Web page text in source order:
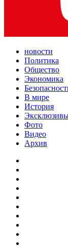
новости
Политика
Общество
Экономика
В мире
История
Фото
Видео
Архив